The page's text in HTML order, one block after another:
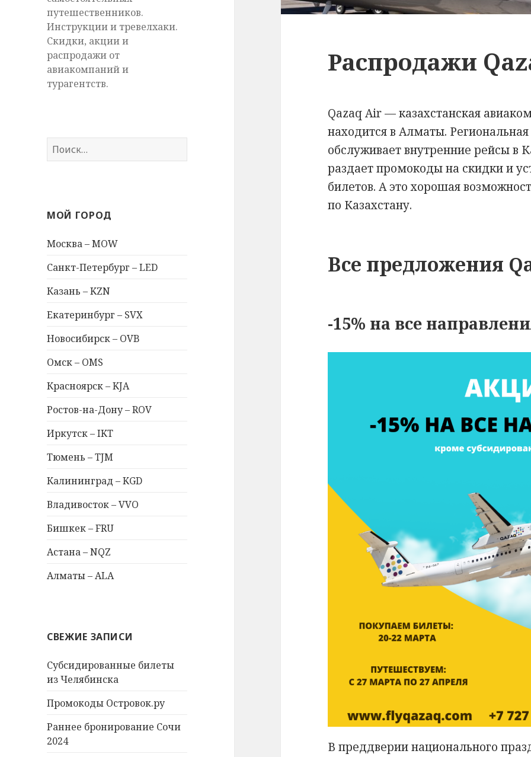
путешественников.
Инструкции и тревелхаки.
Скидки, акции и
распродажи от
авиакомпаний и
турагентств.
Найти:
МОЙ ГОРОД
Москва – MOW
Санкт-Петербург – LED
Казань – KZN
Екатеринбург – SVX
Новосибирск – OVB
Омск – OMS
Красноярск – KJA
Ростов-на-Дону – ROV
Иркутск – IKT
Тюмень – TJM
Калининград – KGD
Владивосток – VVO
Бишкек – FRU
Астана – NQZ
Алматы – ALA
СВЕЖИЕ ЗАПИСИ
Субсидированные билеты
из Челябинска
Промокоды Островок.ру
Раннее бронирование Сочи
2024
Распродажи
Qazaq Air — казахстанская
находится в Алматы.
обслуживает внутренние рейсы в
раздает промокоды на скидки и
билетов. А это хорошая
по Казахстану.
Все предложения
-15% на все
В преддверии национального